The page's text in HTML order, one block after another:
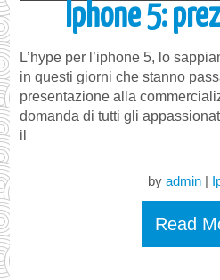
Iphone 5:
L’hype per l’iphone 5, lo
in questi giorni che stanno
presentazione alla
domanda di tutti gli
il
by admin|
Read